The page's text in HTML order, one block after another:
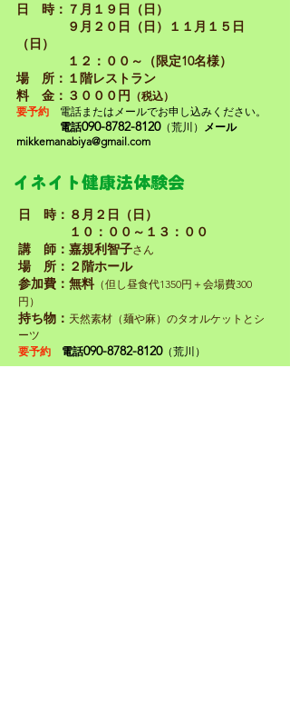
日 時：７月１９日（日）
９月２０日（日）１１月１５日
（日）
１２：００～（限定10名様）
場 所：１階レストラン
​料 金：３０００円 （税込）
要予約 電話またはメールでお申し込みください。
電話090-8782-8120（荒川） メール
mikkemanabiya@gmail.com
イネイト健康法体験会
日 時： ​８ 月２日（日）
１０：００～１３：００
講 師：嘉規利智子さん
場 所：２階ホール
参加費：無料（但し昼食代1350円＋会場費300
円）
持ち物： 天然素材（麺や麻）のタオルケットとシ
ーツ
要予約 電話090-8782-8120（荒川）